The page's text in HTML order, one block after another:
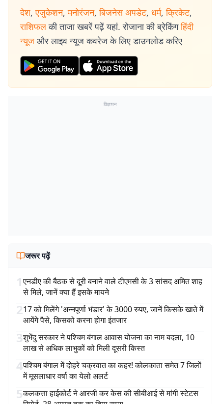
देश, एजुकेशन, मनोरंजन, बिजनेस अपडेट, धर्म, क्रिकेट,
राशिफल की ताजा खबरें पढ़ें यहां. रोजाना की ब्रेकिंग हिंदी
न्यूज और लाइव न्यूज कवरेज के लिए डाउनलोड करिए
विज्ञापन
जरूर पढ़ें
1एनडीए की बैठक से दूरी बनाने वाले टीएमसी के 3 सांसद अमित शाह
से मिले, जानें क्या हैं इसके मायने
217 को मिलेंगे 'अन्नपूर्णा भंडार' के 3000 रुपए, जानें किसके खाते में
आयेंगे पैसे, किसको करना होगा इंतजार
3शुभेंदु सरकार ने पश्चिम बंगाल आवास योजना का नाम बदला, 10
लाख से अधिक लाभुकों को मिली दूसरी किस्त
4पश्चिम बंगाल में दोहरे चक्रवात का कहर! कोलकाता समेत 7 जिलों
में मूसलाधार वर्षा का येलो अलर्ट
5कलकत्ता हाईकोर्ट ने आरजी कर केस की सीबीआई से मांगी स्टेटस